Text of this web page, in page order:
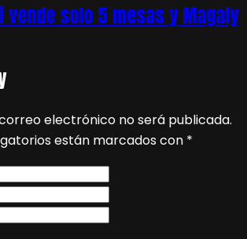
vende solo 5 mesas y Magaly
electrónico no será publicada.
están marcados con *